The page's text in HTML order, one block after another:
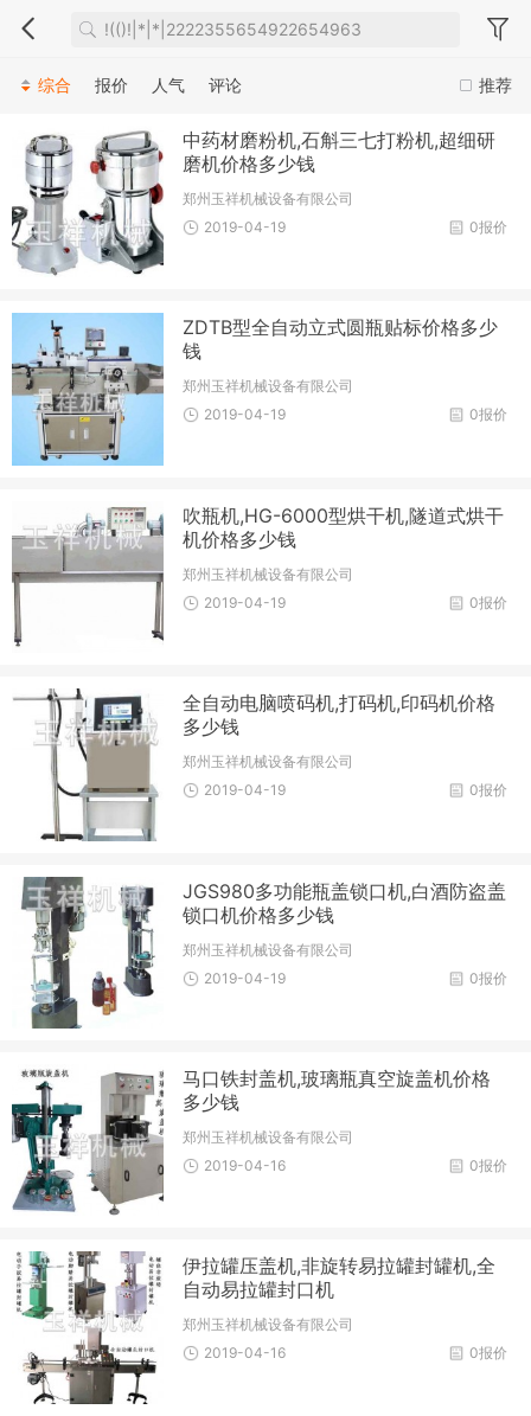
推荐
综合 报价 人气 评论
中药材磨粉机,石斛三七打粉机,超细研
磨机价格多少钱
郑州玉祥机械设备有限公司
0报价
2019-04-19
ZDTB型全自动立式圆瓶贴标价格多少
钱
郑州玉祥机械设备有限公司
0报价
2019-04-19
吹瓶机,HG-6000型烘干机,隧道式烘干
机价格多少钱
郑州玉祥机械设备有限公司
0报价
2019-04-19
全自动电脑喷码机,打码机,印码机价格
多少钱
郑州玉祥机械设备有限公司
0报价
2019-04-19
JGS980多功能瓶盖锁口机,白酒防盗盖
锁口机价格多少钱
郑州玉祥机械设备有限公司
0报价
2019-04-19
马口铁封盖机,玻璃瓶真空旋盖机价格
多少钱
郑州玉祥机械设备有限公司
0报价
2019-04-16
伊拉罐压盖机,非旋转易拉罐封罐机,全
自动易拉罐封口机
郑州玉祥机械设备有限公司
0报价
2019-04-16